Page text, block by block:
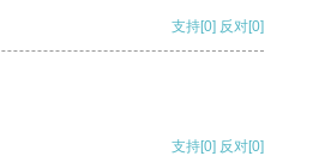
支持[0] 反对[0]
支持[0] 反对[0]